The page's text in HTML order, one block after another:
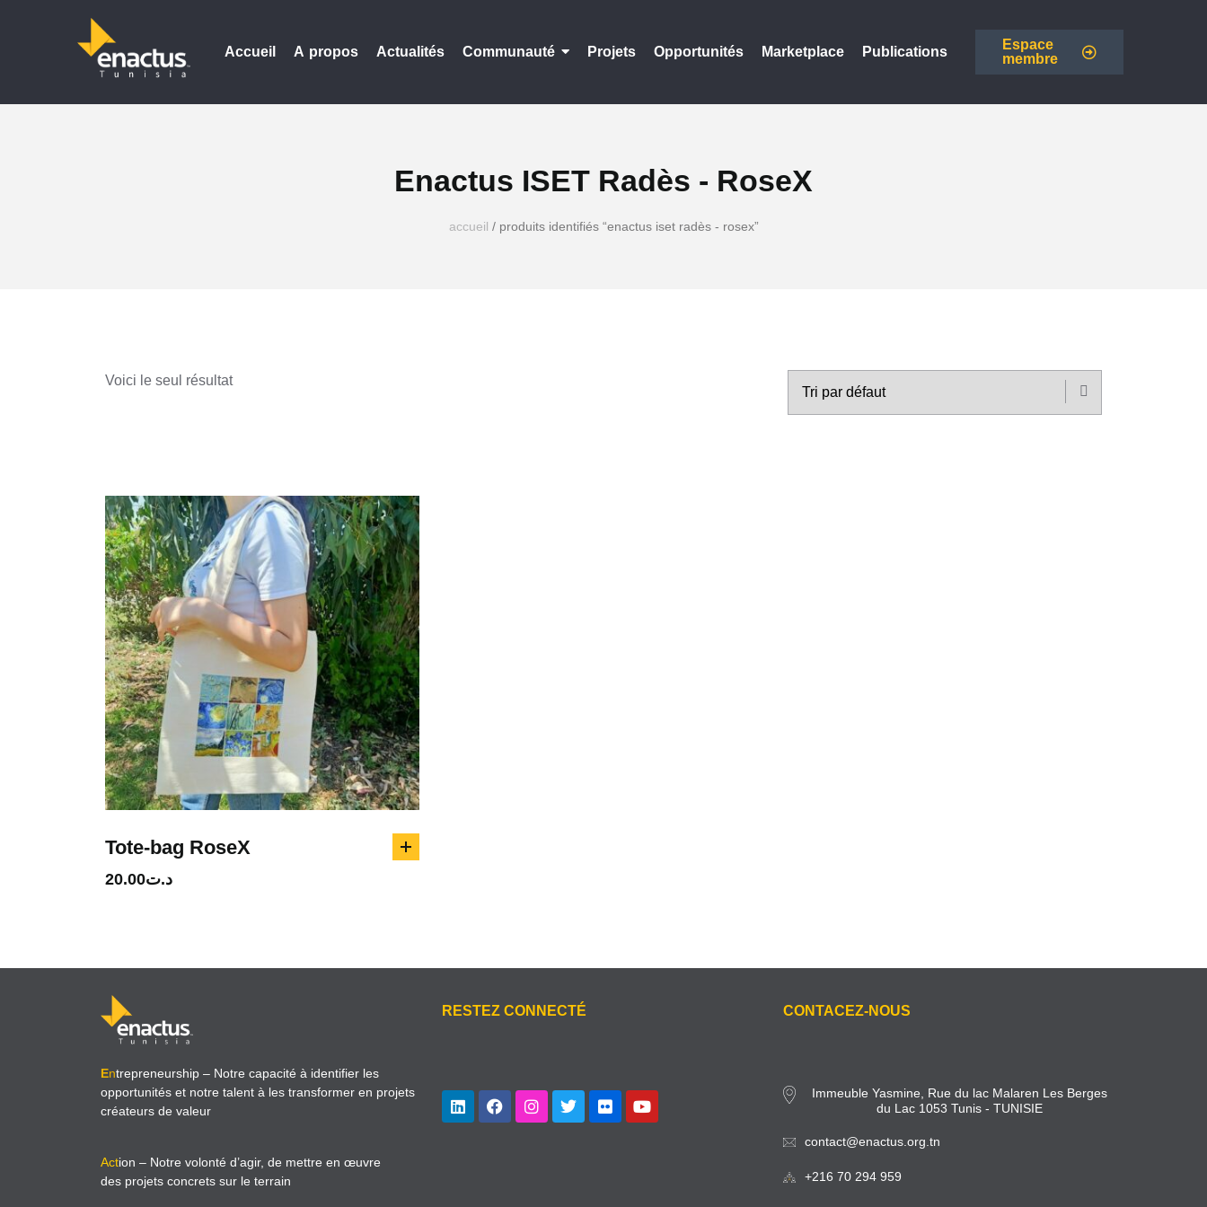
Accueil A propos Actualités Communauté Projets Opportunités Marketplace Publications
Espace
membre
accueil / produits identifiés “enactus iset radès - rosex”
Enactus ISET Radès - RoseX
Voici le seul résultat
Tote-bag RoseX
د.ت20.00
Entrepreneurship – Notre capacité à identifier les
opportunités et notre talent à les transformer en projets
créateurs de valeur
Action – Notre volonté d’agir, de mettre en œuvre
des projets concrets sur le terrain
RESTEZ CONNECTÉ CONTACEZ-NOUS
Immeuble Yasmine, Rue du lac Malaren Les Berges
du Lac 1053 Tunis - TUNISIE
contact@enactus.org.tn
+216 70 294 959